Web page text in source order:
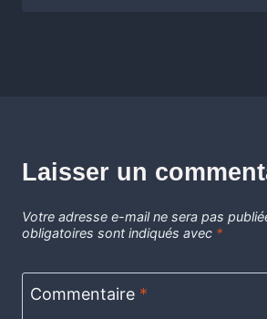
Laisser un
Votre adresse e-mail ne sera pas
obligatoires sont indiqués avec *
Commentaire *